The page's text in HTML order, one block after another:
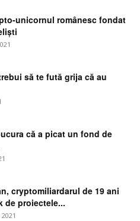
unicornul românesc fondat
să te fută grija că au
că a picat un fond de
cryptomiliardarul de 19 ani
de proiectele...